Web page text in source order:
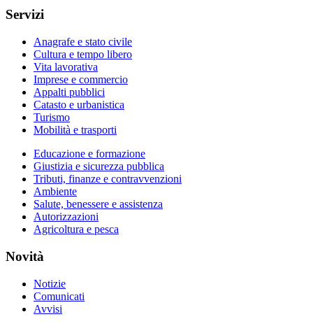
Servizi
Anagrafe e stato civile
Cultura e tempo libero
Vita lavorativa
Imprese e commercio
Appalti pubblici
Catasto e urbanistica
Turismo
Mobilità e trasporti
Educazione e formazione
Giustizia e sicurezza pubblica
Tributi, finanze e contravvenzioni
Ambiente
Salute, benessere e assistenza
Autorizzazioni
Agricoltura e pesca
Novità
Notizie
Comunicati
Avvisi